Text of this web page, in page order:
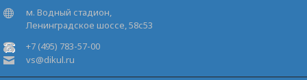
м. Водный стадион,
Ленинградское шоссе, 58с53
+7 (495) 783-57-00
vs@dikul.ru